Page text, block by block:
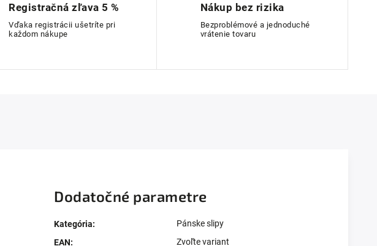
Registračná zľava 5 %
Vďaka registrácii ušetríte pri
každom nákupe
Nákup bez rizika
Bezproblémové a jednoduché
vrátenie tovaru
Dodatočné parametre
Kategória:
Pánske slipy
EAN:
Zvoľte variant